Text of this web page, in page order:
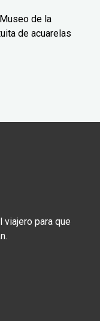
de la
de acuarelas
viajero para que